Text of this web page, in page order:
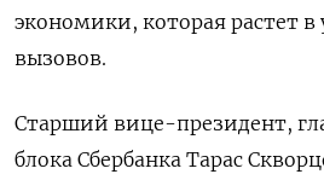
экономики, которая растет
вызовов.
Старший вице-президент,
блока Сбербанка Тарас